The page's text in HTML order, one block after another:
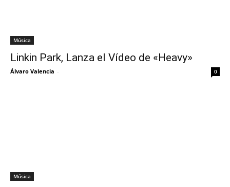
Música
Linkin Park, Lanza el Vídeo de «Heavy»
Álvaro Valencia - 0
Música